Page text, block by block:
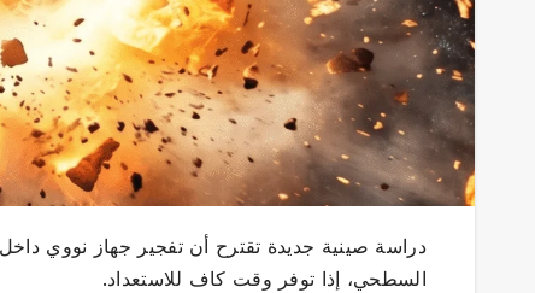
دراسة صينية جديدة تقترح أن تفجير جهاز نووي
السطحي، إذا توفر وقت كاف للاستعداد.